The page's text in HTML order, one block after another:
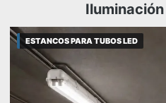
ESTANCOS PARA TUBOS LED